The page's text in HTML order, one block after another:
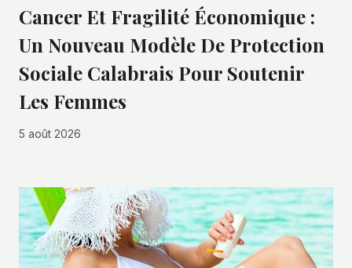
Cancer Et Fragilité Économique :
Un Nouveau Modèle De Protection
Sociale Calabrais Pour Soutenir
Les Femmes
5 août 2026